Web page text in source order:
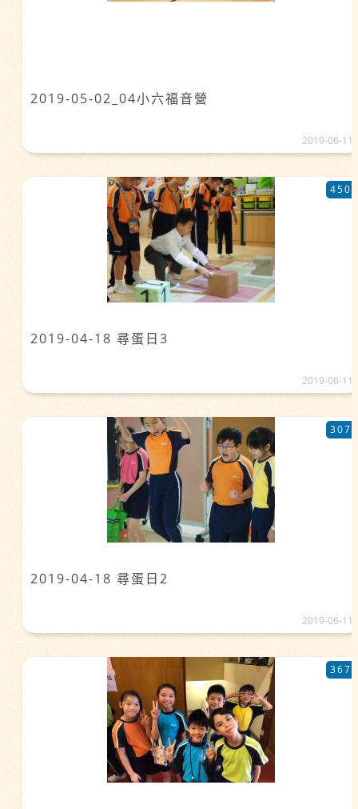
2019-05-02_04小六福音營
2019-06-11
2019-04-18 尋蛋日3
450
2019-06-11
2019-04-18 尋蛋日2
307
2019-06-11
367